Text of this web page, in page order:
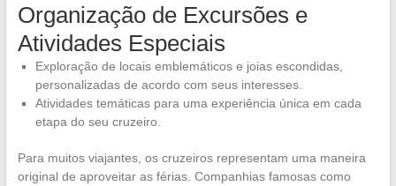
Organização de Excursões e
Atividades Especiais
Exploração de locais emblemáticos e joias escondidas,
personalizadas de acordo com seus interesses.
Atividades temáticas para uma experiência única em cada
etapa do seu cruzeiro.
Para muitos viajantes, os cruzeiros representam uma maneira
original de aproveitar as férias. Companhias famosas como